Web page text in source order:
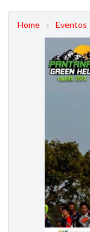
Home Eventos